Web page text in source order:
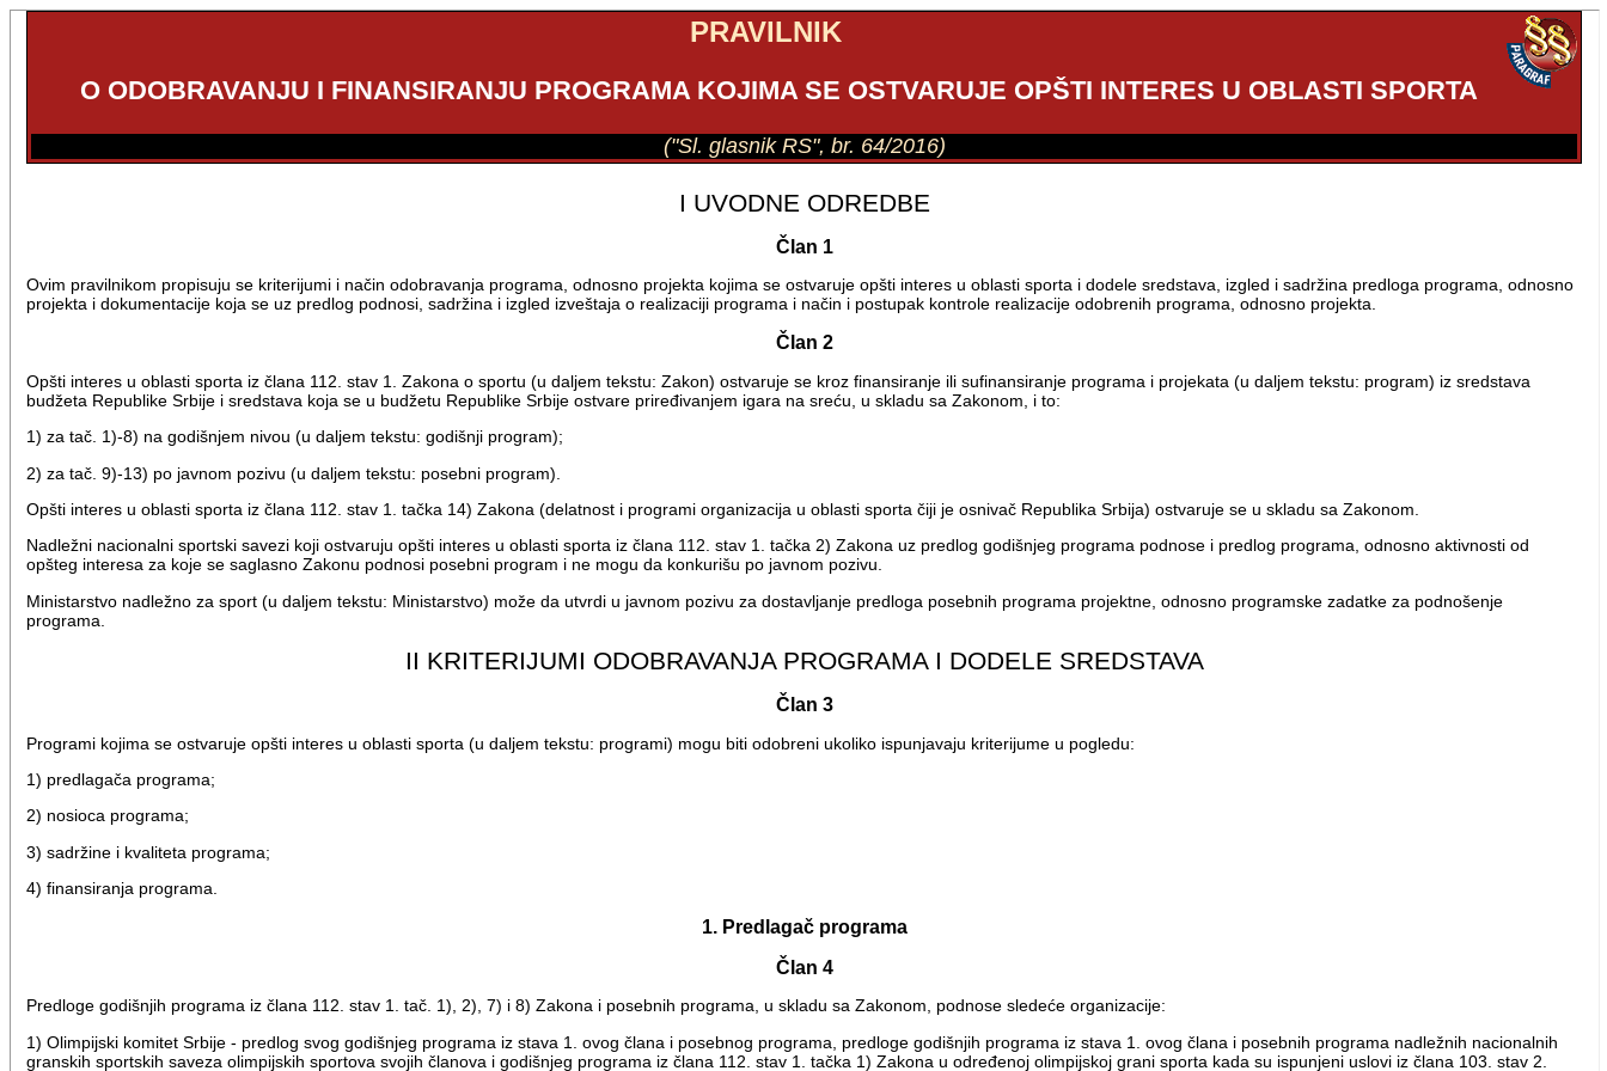
PRAVILNIK
O ODOBRAVANJU I FINANSIRANJU PROGRAMA KOJIMA SE OSTVARUJE OPŠTI INTERES U OBLASTI SPORTA
("Sl. glasnik RS", br. 64/2016)
I UVODNE ODREDBE
Član 1
Ovim pravilnikom propisuju se kriterijumi i način odobravanja programa, odnosno projekta kojima se ostvaruje opšti interes u oblasti sporta i dodele sredstava, izgled i sadržina predloga programa, odnosno
projekta i dokumentacije koja se uz predlog podnosi, sadržina i izgled izveštaja o realizaciji programa i način i postupak kontrole realizacije odobrenih programa, odnosno projekta.
Član 2
Opšti interes u oblasti sporta iz člana 112. stav 1. Zakona o sportu (u daljem tekstu: Zakon) ostvaruje se kroz finansiranje ili sufinansiranje programa i projekata (u daljem tekstu: program) iz sredstava
budžeta Republike Srbije i sredstava koja se u budžetu Republike Srbije ostvare priređivanjem igara na sreću, u skladu sa Zakonom, i to:
1) za tač. 1)-8) na godišnjem nivou (u daljem tekstu: godišnji program);
2) za tač. 9)-13) po javnom pozivu (u daljem tekstu: posebni program).
Opšti interes u oblasti sporta iz člana 112. stav 1. tačka 14) Zakona (delatnost i programi organizacija u oblasti sporta čiji je osnivač Republika Srbija) ostvaruje se u skladu sa Zakonom.
Nadležni nacionalni sportski savezi koji ostvaruju opšti interes u oblasti sporta iz člana 112. stav 1. tačka 2) Zakona uz predlog godišnjeg programa podnose i predlog programa, odnosno aktivnosti od
opšteg interesa za koje se saglasno Zakonu podnosi posebni program i ne mogu da konkurišu po javnom pozivu.
Ministarstvo nadležno za sport (u daljem tekstu: Ministarstvo) može da utvrdi u javnom pozivu za dostavljanje predloga posebnih programa projektne, odnosno programske zadatke za podnošenje
programa.
II KRITERIJUMI ODOBRAVANJA PROGRAMA I DODELE SREDSTAVA
Član 3
Programi kojima se ostvaruje opšti interes u oblasti sporta (u daljem tekstu: programi) mogu biti odobreni ukoliko ispunjavaju kriterijume u pogledu:
1) predlagača programa;
2) nosioca programa;
3) sadržine i kvaliteta programa;
4) finansiranja programa.
1. Predlagač programa
Član 4
Predloge godišnjih programa iz člana 112. stav 1. tač. 1), 2), 7) i 8) Zakona i posebnih programa, u skladu sa Zakonom, podnose sledeće organizacije:
1) Olimpijski komitet Srbije - predlog svog godišnjeg programa iz stava 1. ovog člana i posebnog programa, predloge godišnjih programa iz stava 1. ovog člana i posebnih programa nadležnih nacionalnih
granskih sportskih saveza olimpijskih sportova svojih članova i godišnjeg programa iz člana 112. stav 1. tačka 1) Zakona u određenoj olimpijskoj grani sporta kada su ispunjeni uslovi iz člana 103. stav 2.